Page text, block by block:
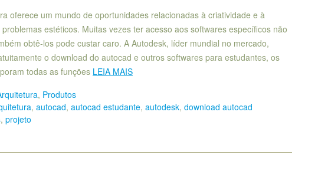
oferece um mundo de oportunidades relacionadas à criatividade e à
estéticos. Muitas vezes ter acesso aos softwares específicos não
obtê-los pode custar caro. A Autodesk, líder mundial no mercado,
o download do autocad e outros softwares para estudantes, os
todas as funções LEIA MAIS
, Produtos
, autocad, autocad estudante, autodesk, download autocad
, projeto